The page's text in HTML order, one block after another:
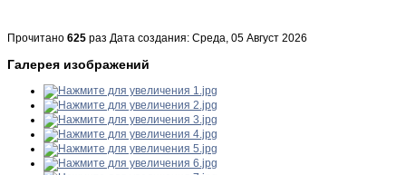
Прочитано 625 раз Дата создания: Среда, 05 Август 2026
Галерея изображений